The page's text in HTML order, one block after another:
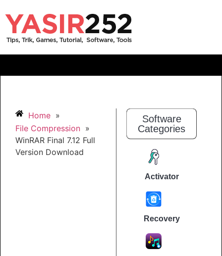
Home »
File Compression »
WinRAR Final 7.12 Full
Version Download
Software
Categories
Activator
Recovery